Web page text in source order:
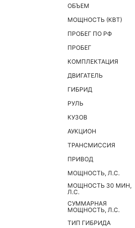
ОБЪЕМ
МОЩНОСТЬ (КВТ)
ПРОБЕГ ПО РФ
ПРОБЕГ
КОМПЛЕКТАЦИЯ
ДВИГАТЕЛЬ
ГИБРИД
РУЛЬ
КУЗОВ
АУКЦИОН
ТРАНСМИССИЯ
ПРИВОД
МОЩНОСТЬ, Л.С.
МОЩНОСТЬ 30 МИН,
Л.С.
СУММАРНАЯ
МОЩНОСТЬ, Л.С.
ТИП ГИБРИДА